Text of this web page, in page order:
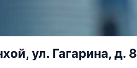
ул. Гагарина, д. 8